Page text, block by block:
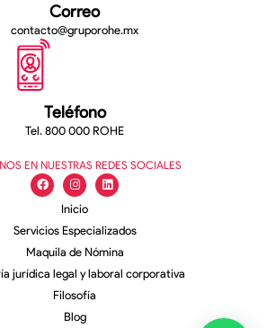
Correo
contacto@gruporohe.mx
Teléfono
Tel. 800 000 ROHE
EN NUESTRAS REDES SOCIALES
Inicio
Servicios Especializados
Maquila de Nómina
jurídica legal y laboral corporativa
Filosofía
Blog